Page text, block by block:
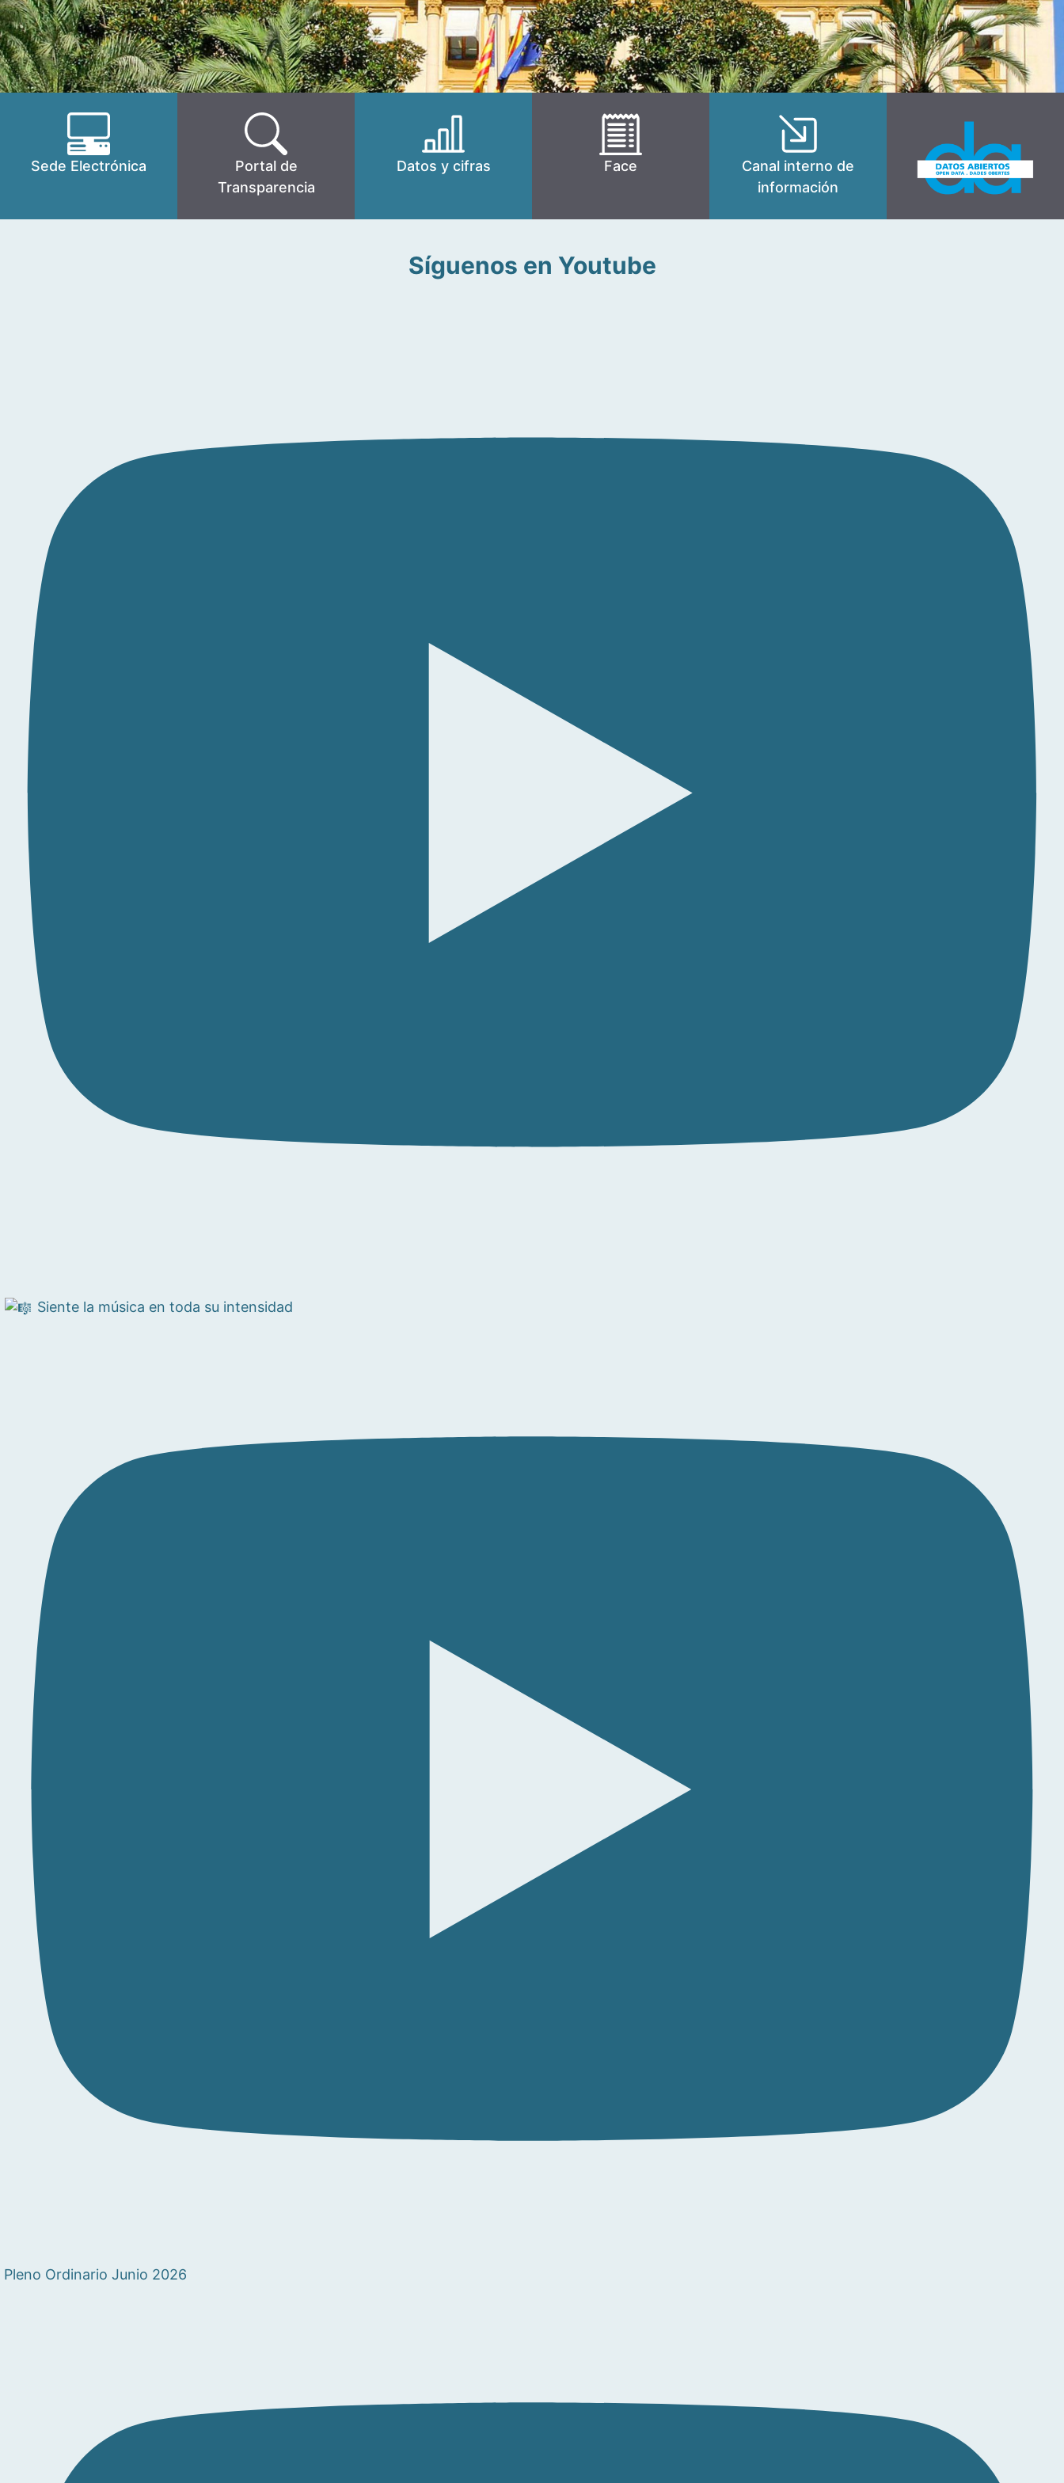
Sede Electrónica
Portal de
Transparencia
Datos y cifras Face
Canal interno de
información
Síguenos en Youtube
Siente la música en toda su intensidad
Pleno Ordinario Junio 2026